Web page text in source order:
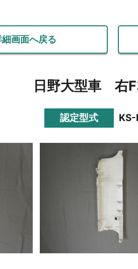
細画面へ戻る
日野大型車 右F
認定型式 KS-